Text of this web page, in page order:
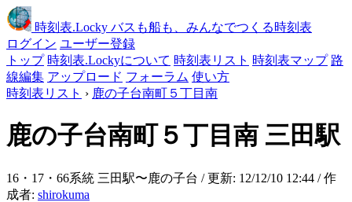
時刻表.Locky バスも船も、みんなでつくる時刻表
ログイン ユーザー登録
トップ 時刻表.Lockyについて 時刻表リスト 時刻表マップ 路
線編集 アップロード フォーラム 使い方
時刻表リスト › 鹿の子台南町５丁目南
鹿の子台南町５丁目南 三田駅
16・17・66系統 三田駅〜鹿の子台 / 更新: 12/12/10 12:44 / 作
成者: shirokuma